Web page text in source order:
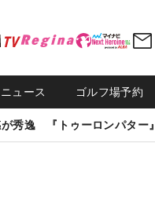
ュース ゴルフ場予約
秀逸 『トゥーロンパター』